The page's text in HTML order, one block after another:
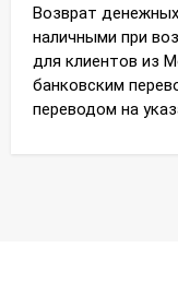
Возврат
наличными при
для клиентов из
банковским
переводом на